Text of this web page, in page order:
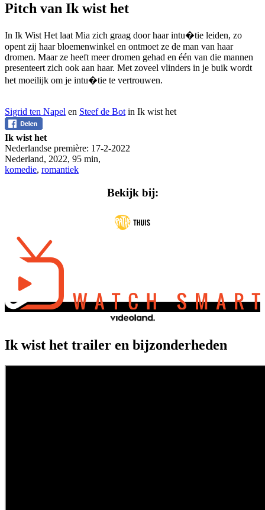
Pitch van Ik wist het
In Ik Wist Het laat Mia zich graag door haar intu�tie leiden, zo
opent zij haar bloemenwinkel en ontmoet ze de man van haar
dromen. Maar ze heeft meer dromen gehad en één van die mannen
presenteert zich ook aan haar. Met zoveel vlinders in je buik wordt
het moeilijk om je intu�tie te vertrouwen.
Sigrid ten Napel en Steef de Bot in Ik wist het
Ik wist het
Nederlandse première: 17-2-2022
Nederland, 2022, 95 min,
komedie, romantiek
Bekijk bij:
Ik wist het trailer en bijzonderheden